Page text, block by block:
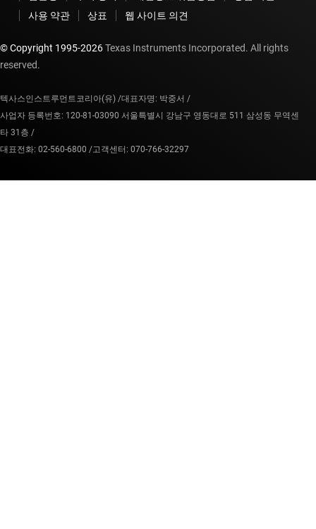
사용 약관
상표 웹 사이트 의견
© Copyright 1995-2026Texas Instruments Incorporated. All rights
reserved.
텍사스인스트루먼트코리아(유) /대표자명: 박중서 /
사업자 등록번호: 120-81-03090 서울특별시 강남구 영동대로 511 삼성동 무역센
타 31층 /
대표전화: 02-560-6800 /고객센터: 070-766-32297